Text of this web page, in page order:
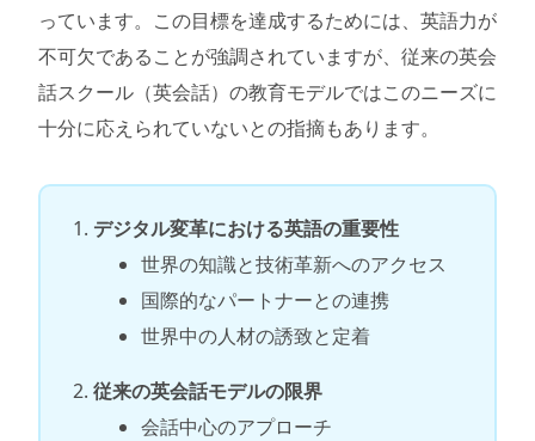
っています。この目標を達成するためには、英語力が
不可欠であることが強調されていますが、従来の英会
話スクール（英会話）の教育モデルではこのニーズに
十分に応えられていないとの指摘もあります。
デジタル変革における英語の重要性
世界の知識と技術革新へのアクセス
国際的なパートナーとの連携
世界中の人材の誘致と定着
従来の英会話モデルの限界
会話中心のアプローチ